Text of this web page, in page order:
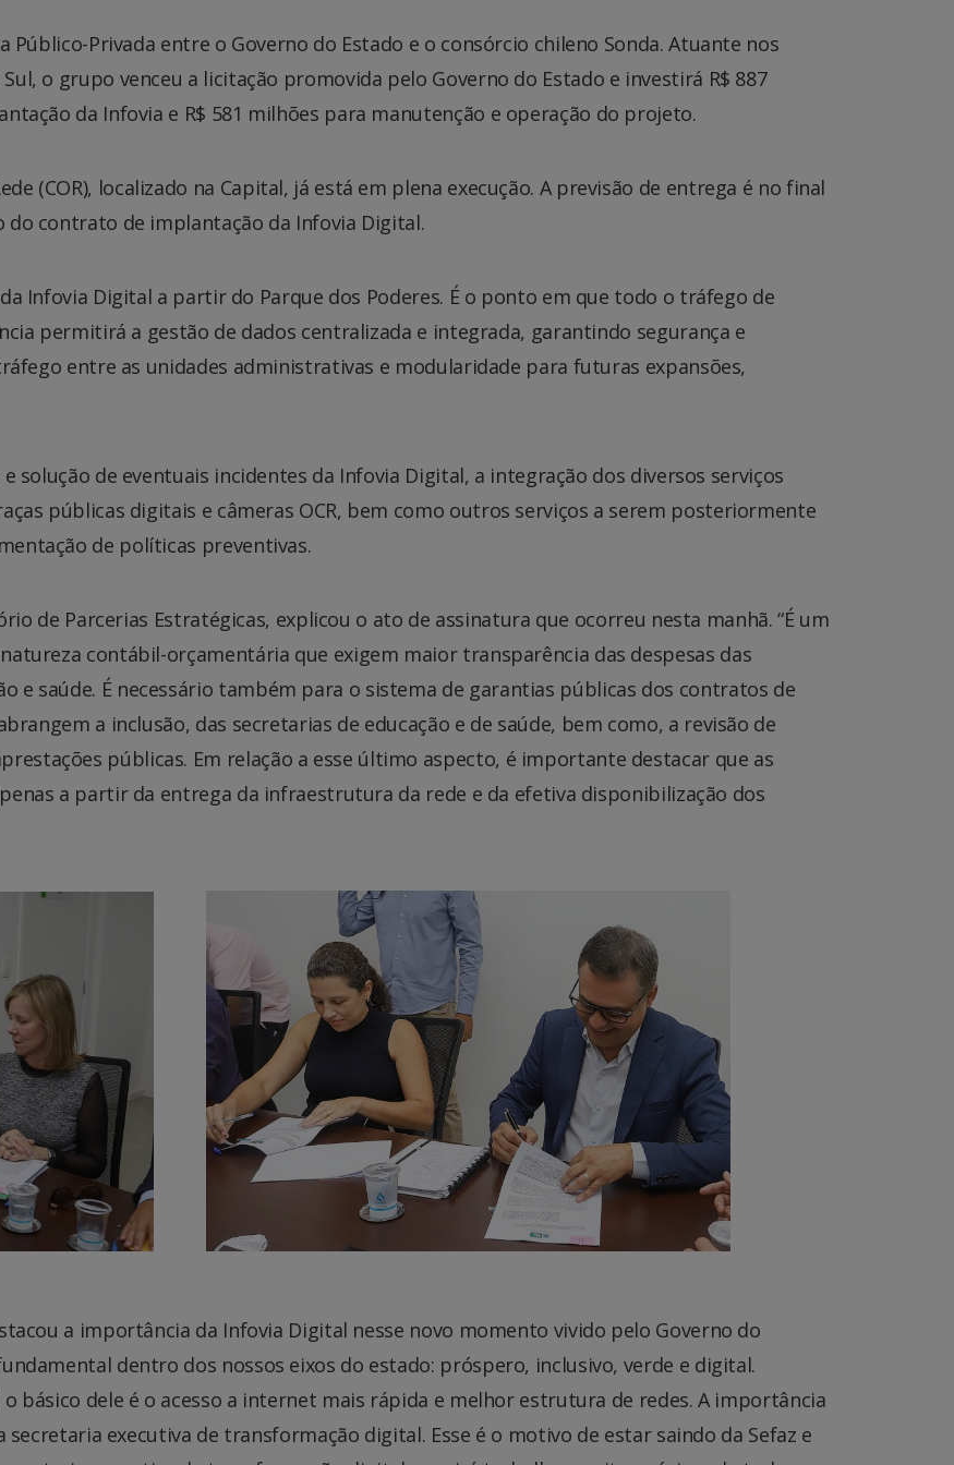
Privada entre o Governo do Estado e o consórcio chileno Sonda. Atuante nos
o grupo venceu a licitação promovida pelo Governo do Estado e investirá R$ 887
da Infovia e R$ 581 milhões para manutenção e operação do projeto.
(COR), localizado na Capital, já está em plena execução. A previsão de entrega é no final
contrato de implantação da Infovia Digital.
Infovia Digital a partir do Parque dos Poderes. É o ponto em que todo o tráfego de
permitirá a gestão de dados centralizada e integrada, garantindo segurança e
entre as unidades administrativas e modularidade para futuras expansões,
solução de eventuais incidentes da Infovia Digital, a integração dos diversos serviços
públicas digitais e câmeras OCR, bem como outros serviços a serem posteriormente
de políticas preventivas.
de Parcerias Estratégicas, explicou o ato de assinatura que ocorreu nesta manhã. “É um
contábil-orçamentária que exigem maior transparência das despesas das
e saúde. É necessário também para o sistema de garantias públicas dos contratos de
a inclusão, das secretarias de educação e de saúde, bem como, a revisão de
públicas. Em relação a esse último aspecto, é importante destacar que as
a partir da entrega da infraestrutura da rede e da efetiva disponibilização dos
a importância da Infovia Digital nesse novo momento vivido pelo Governo do
dentro dos nossos eixos do estado: próspero, inclusivo, verde e digital.
básico dele é o acesso a internet mais rápida e melhor estrutura de redes. A importância
secretaria executiva de transformação digital. Esse é o motivo de estar saindo da Sefaz e